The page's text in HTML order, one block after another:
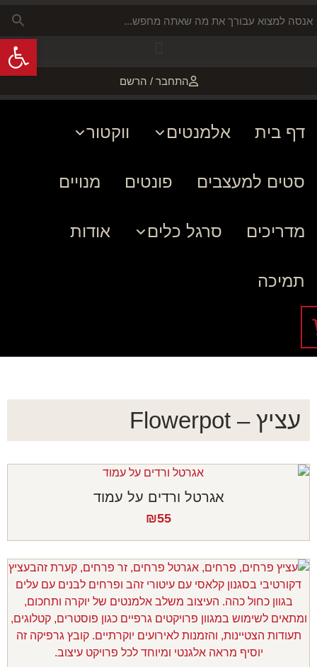
התחבר / הרשם
דף בית אלמנטים ווקטור
סטים למעצבים פונטים מנויים
מדריכים סרגל כלים אודות
תמיכה
עציץ – Flowerpot
אגרטל ורדים על עמוד
₪55